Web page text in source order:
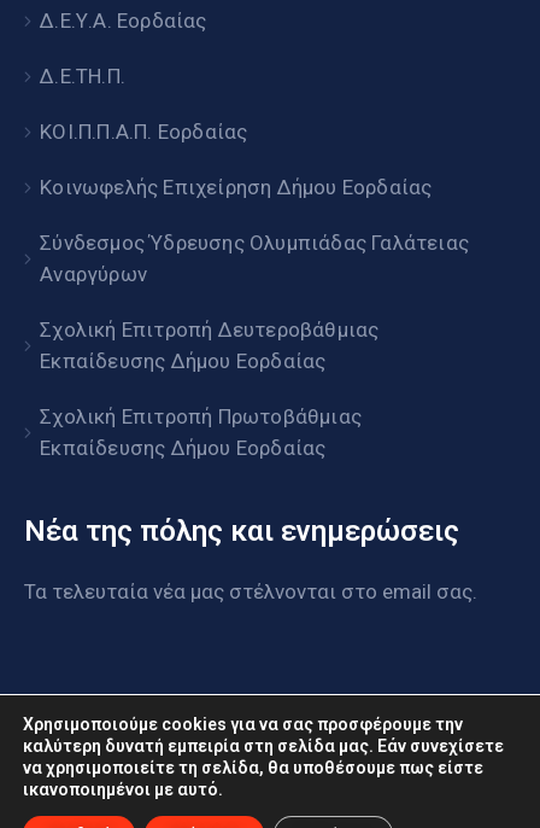
Δ.Ε.Υ.Α. Εορδαίας
Δ.Ε.ΤΗ.Π.
ΚΟΙ.Π.Π.Α.Π. Εορδαίας
Κοινωφελής Επιχείρηση Δήμου Εορδαίας
Σύνδεσμος Ύδρευσης Ολυμπιάδας Γαλάτειας
Αναργύρων
Σχολική Επιτροπή Δευτεροβάθμιας
Εκπαίδευσης Δήμου Εορδαίας
Σχολική Επιτροπή Πρωτοβάθμιας
Εκπαίδευσης Δήμου Εορδαίας
Νέα της πόλης και ενημερώσεις
Τα τελευταία νέα μας στέλνονται στο email σας.
www.eordaia.gov.gr © 2022. Με επιφύλαξη παντός
δικαιώματος
Χρησιμοποιούμε cookies για να σας προσφέρουμε την
καλύτερη δυνατή εμπειρία στη σελίδα μας. Εάν συνεχίσετε
να χρησιμοποιείτε τη σελίδα, θα υποθέσουμε πως είστε
ικανοποιημένοι με αυτό.